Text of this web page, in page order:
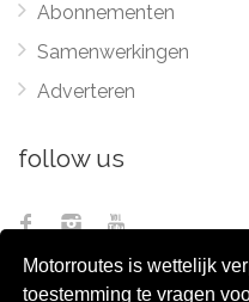
Motorroutes is wettelijk
toestemming te vragen
Abonnementen
Samenwerkingen
Adverteren
follow us